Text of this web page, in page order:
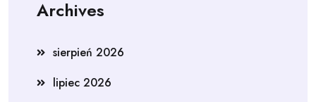
Archives
sierpień 2026
lipiec 2026